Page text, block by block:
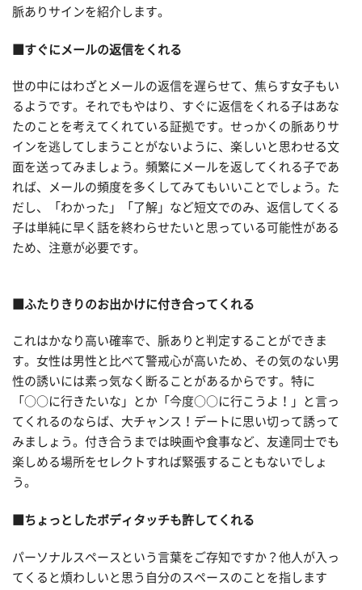
脈ありサインを紹介します。
■すぐにメールの返信をくれる
世の中にはわざとメールの返信を遅らせて、焦らす女子もい
るようです。それでもやはり、すぐに返信をくれる子はあな
たのことを考えてくれている証拠です。せっかくの脈ありサ
インを逃してしまうことがないように、楽しいと思わせる文
面を送ってみましょう。頻繁にメールを返してくれる子であ
れば、メールの頻度を多くしてみてもいいことでしょう。た
だし、「わかった」「了解」など短文でのみ、返信してくる
子は単純に早く話を終わらせたいと思っている可能性がある
ため、注意が必要です。
■ふたりきりのお出かけに付き合ってくれる
これはかなり高い確率で、脈ありと判定することができま
す。女性は男性と比べて警戒心が高いため、その気のない男
性の誘いには素っ気なく断ることがあるからです。特に
「○○に行きたいな」とか「今度○○に行こうよ！」と言っ
てくれるのならば、大チャンス！デートに思い切って誘って
みましょう。付き合うまでは映画や食事など、友達同士でも
楽しめる場所をセレクトすれば緊張することもないでしょ
う。
■ちょっとしたボディタッチも許してくれる
パーソナルスペースという言葉をご存知ですか？他人が入っ
てくると煩わしいと思う自分のスペースのことを指します